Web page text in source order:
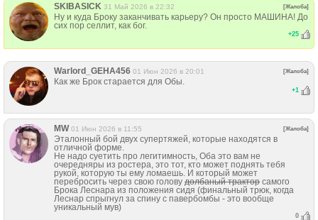
SKIBASICK 31 Май 2026 в 22:32 [Жалоба]
Ну и куда Броку заканчивать карьеру? Он просто МАШИНА! До
сих пор селлит, как бог.
+25
Warlord_GEHA456 01 Июн 2026 в 20:01 [Жалоба]
Как же Брок старается для Обы.
+1
MW 01 Июн 2026 в 11:55 [Жалоба]
Эталонный бой двух супертяжей, которые находятся в
отличной форме.
Не надо суетить про легитимность, Оба это вам не
очередняры из ростера, это тот, кто может поднять тебя
рукой, которую ты ему ломаешь. И который может
перебросить через свою голову долбаный трактор самого
Брока Леснара из положения сидя (финальный трюк, когда
Леснар спрыгнул за спину с павербомбы - это вообще
уникальный мув)
0